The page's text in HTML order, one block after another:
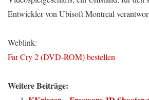
Entwickler von Ubisoft Montreal
Weblink:
Far Cry 2 (DVD-ROM) bestellen
Weitere Beiträge: